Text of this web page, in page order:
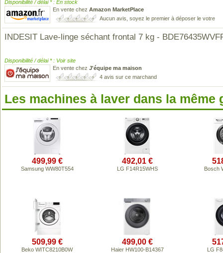
Disponibilité / délai * : En stock
En vente chez Amazon MarketPlace
Aucun avis, soyez le premier à déposer le votre
INDESIT Lave-linge séchant frontal 7 kg -
Disponibilité / délai * : Voir site
En vente chez J'équipe ma maison
4 avis sur ce marchand
Les machines à laver dans la même
499,99 €
Samsung WW80T554
492,01 €
LG F14R15WHS Bosch
509,99 €
Beko WITC8210B0W
499,00 €
Haier HW100-B14367 LG